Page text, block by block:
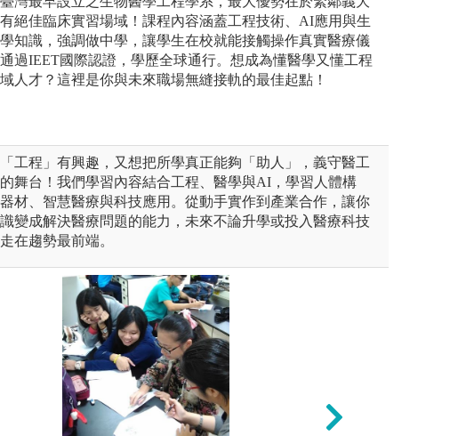
絕佳臨床實習場域！課程內容涵蓋工程技術、AI應用與生
知識，強調做中學，讓學生在校就能接觸操作真實醫療儀
過IEET國際認證，學歷全球通行。想成為懂醫學又懂工程
人才？這裡是你與未來職場無縫接軌的最佳起點！
工程」有興趣，又想把所學真正能夠「助人」，義守醫工
舞台！我們學習內容結合工程、醫學與AI，學習人體構
材、智慧醫療與科技應用。從動手實作到產業合作，讓你
變成解決醫療問題的能力，未來不論升學或投入醫療科技
在趨勢最前端。